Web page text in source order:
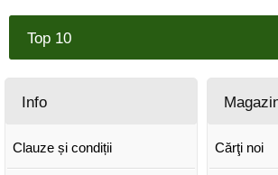
Top 10
Info
Clauze și condiții Cărţi noi